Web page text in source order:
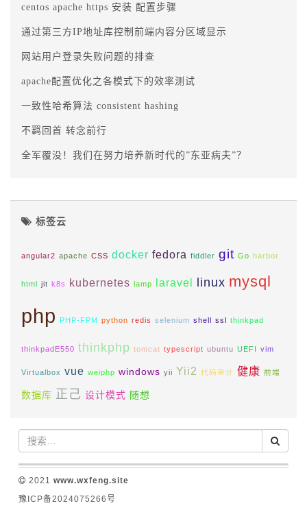
centos apache https 安装 配置步骤
通过第三方IP地址库控制前端内容分区域显示
网站用户登录失败问题的排查
apache配置优化之各模式下的效率测试
一致性哈希算法 consistent hashing
不羁回首 转念前行
全军覆没！我们在努力培养新时代的”东亚病夫”？
标签云
angular2 apache CSS docker fedora fiddler git Go harbor
html jit k8s kubernetes lamp laravel linux mysql
php PHP-FPM python redis selenium shell ssl thinkpad
thinkpadE550 thinkphp tomcat typescript ubuntu UEFI vim
Virtualbox vue weiphp windows yii Yii2 代码审计 健康 前端
数据库 正己 设计模式 随想
2021 www.wxfeng.site
豫ICP备2024075266号